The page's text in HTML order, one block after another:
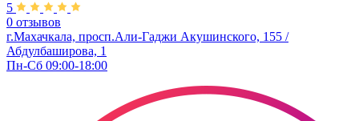
5
0 отзывов
г.Махачкала, просп.Али-Гаджи Акушинского, 155 /
Абдулбаширова, 1
Пн-Сб 09:00-18:00